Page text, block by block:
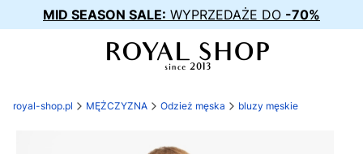
MID SEASON SALE: WYPRZEDAŻE DO -70%
royal-shop.pl MĘŻCZYZNA Odzież męska bluzy męskie